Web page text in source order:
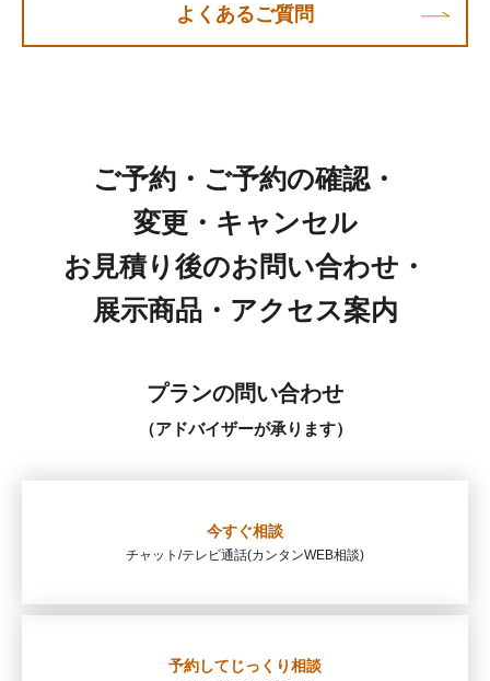
よくあるご質問
ご予約・ご予約の確認・
変更・キャンセル
お見積り後のお問い合わせ・
展示商品・アクセス案内
プランの問い合わせ
（アドバイザーが承ります）
今すぐ相談
チャット/テレビ通話(カンタンWEB相談)
予約してじっくり相談